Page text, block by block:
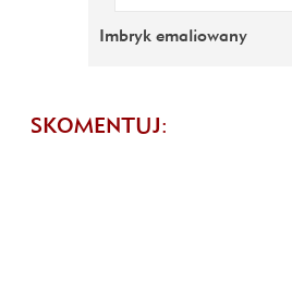
Imbryk emaliowany
SKOMENTUJ: